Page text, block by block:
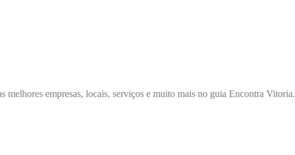
empresas, locais, serviços e muito mais no guia Encontra Vitoria.